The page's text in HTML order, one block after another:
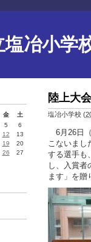
塩冶小学
陸上大
塩冶小学校 (
6月26日
こないま
する選手も
し、入賞者
ます」を贈
金
土
5
6
12
13
19
20
26
27